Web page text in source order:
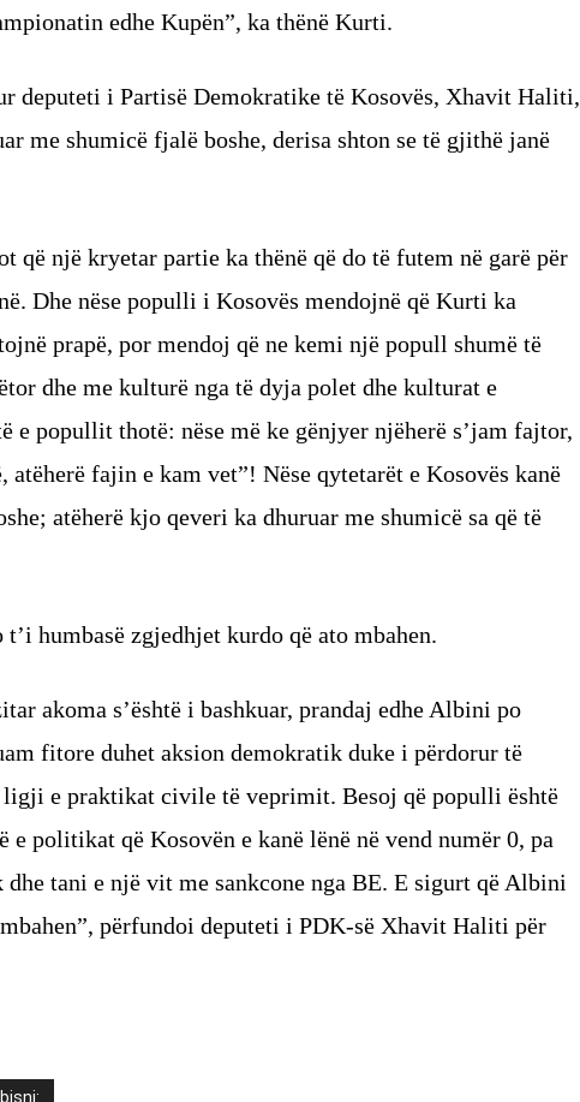
edhe Kupën”, ka thënë Kurti.
deputeti i Partisë Demokratike të Kosovës, Xhavit Haliti,
me shumicë fjalë boshe, derisa shton se të gjithë janë
që një kryetar partie ka thënë që do të futem në garë për
Dhe nëse populli i Kosovës mendojnë që Kurti ka
prapë, por mendoj që ne kemi një popull shumë të
dhe me kulturë nga të dyja polet dhe kulturat e
e popullit thotë: nëse më ke gënjyer njëherë s’jam fajtor,
atëherë fajin e kam vet”! Nëse qytetarët e Kosovës kanë
atëherë kjo qeveri ka dhuruar me shumicë sa që të
humbasë zgjedhjet kurdo që ato mbahen.
akoma s’është i bashkuar, prandaj edhe Albini po
fitore duhet aksion demokratik duke i përdorur të
e praktikat civile të veprimit. Besoj që populli është
e politikat që Kosovën e kanë lënë në vend numër 0, pa
tani e një vit me sankcone nga BE. E sigurt që Albini
përfundoi deputeti i PDK-së Xhavit Haliti për